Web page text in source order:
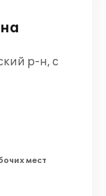
р-н, с
мест